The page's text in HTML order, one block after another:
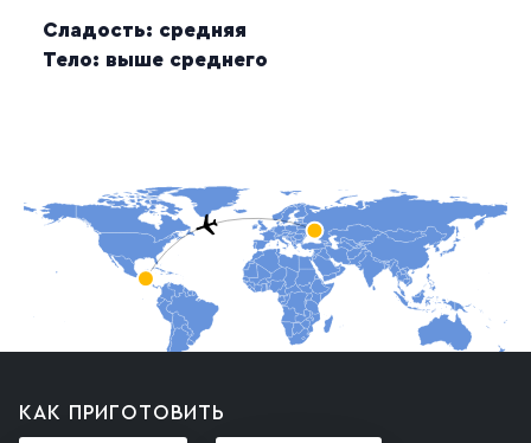
Сладость: средняя
Тело: выше среднего
КАК ПРИГОТОВИТЬ